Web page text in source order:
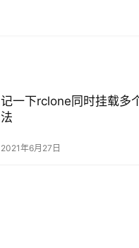
记一下rclone同时挂载多
法
2021年6月27日